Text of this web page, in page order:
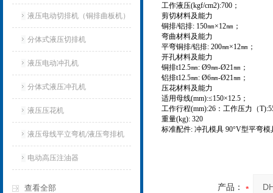
液压电动切排机（铜排曲板机）
分体式液压切排机
液压电动冲孔机
分体式液压冲孔机
液压压花机
液压母线平立弯机/液压弯排机
电动高压注油器
查看全部
工作液压(kgf/cm2):700；
剪切材料及能力
铜排/铝排: 150㎜×12㎜；
弯曲材料及能力
平弯铜排/铝排: 200㎜×12㎜；
开孔材料及能力
铜排t12.5㎜: Ø9㎜-Ø21㎜；
铝排t12.5㎜: Ø6㎜-Ø21㎜；
压花材料及能力
适用母线(mm):≤150×12.5；
工作行程(mm):26：工作压力（
重量(kg): 320
标准配件: 冲孔模具 90°V型平弯模
产品：